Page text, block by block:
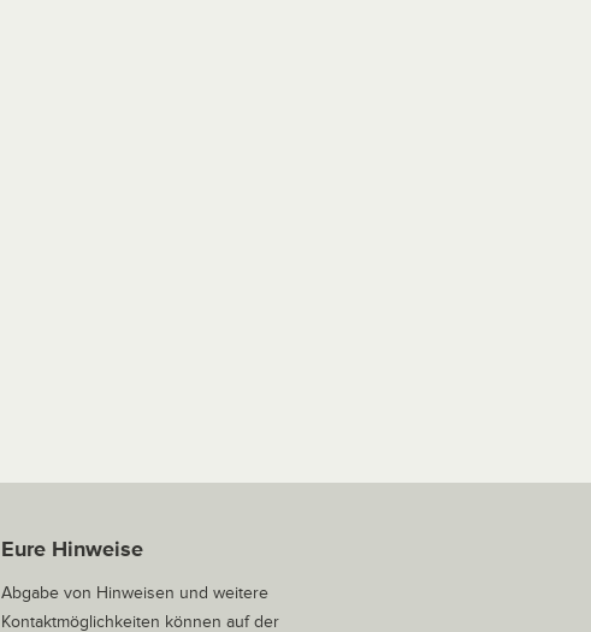
Eure Hinweise
Abgabe von Hinweisen und weitere
Kontaktmöglichkeiten können auf der